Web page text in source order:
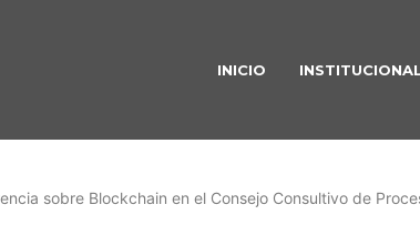
INICIO
sobre Blockchain en el Consejo Consultivo de